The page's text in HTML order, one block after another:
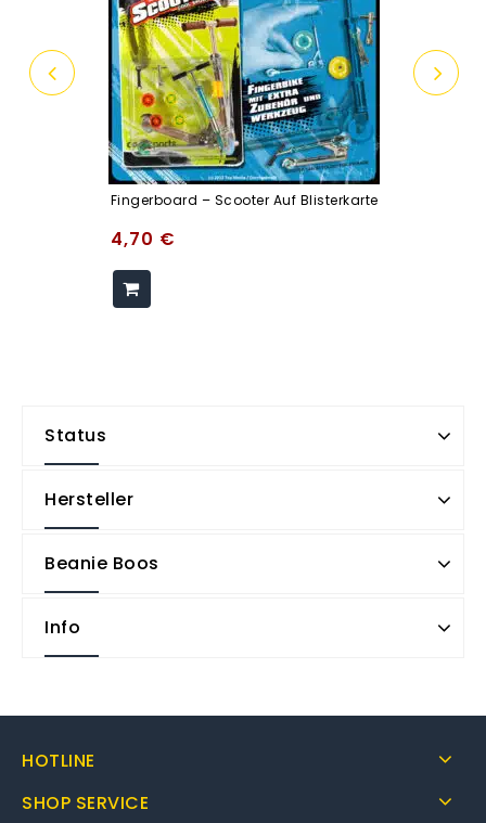
Fingerboard – Scooter Auf Blisterkarte
4,70 €
Status
Hersteller
Beanie Boos
Info
HOTLINE
SHOP SERVICE